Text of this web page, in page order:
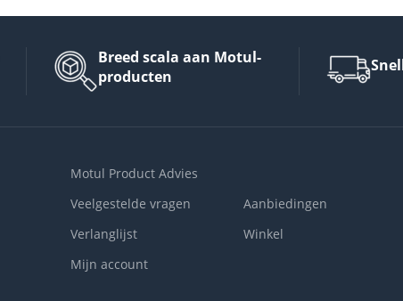
Breed scala aan Motul-
producten
Motul Product Advies
Veelgestelde vragen
Verlanglijst
Mijn account
Aanbiedingen
Winkel